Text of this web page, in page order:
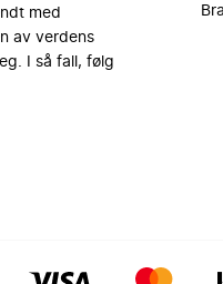
med
av verdens
I så fall, følg